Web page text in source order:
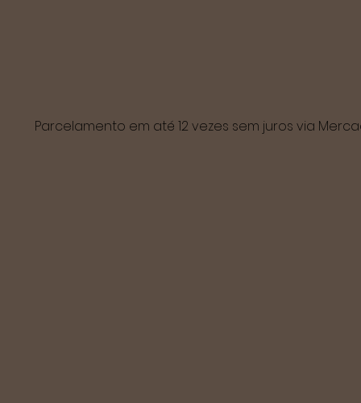
Parcelamento em até 12 vezes sem juros via